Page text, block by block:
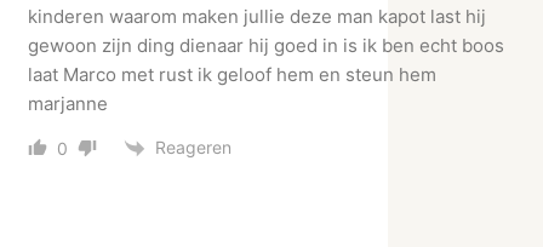
kinderen waarom maken jullie deze man kapot last hij
gewoon zijn ding dienaar hij goed in is ik ben echt boos
laat Marco met rust ik geloof hem en steun hem
marjanne
0 Reageren